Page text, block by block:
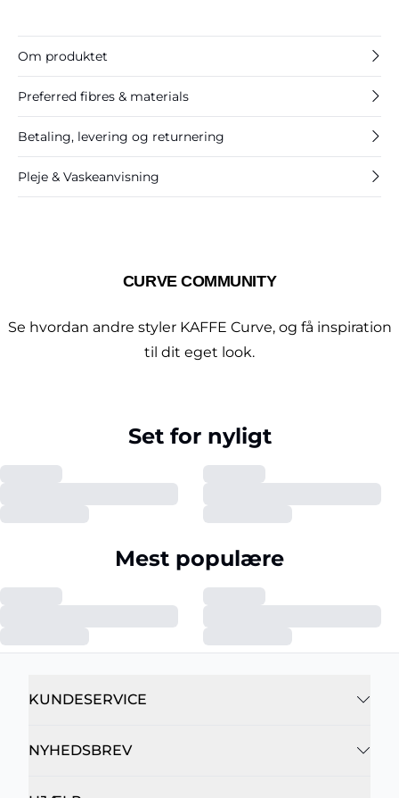
Om produktet
Preferred fibres & materials
Betaling, levering og returnering
Pleje & Vaskeanvisning
CURVE COMMUNITY
Se hvordan andre styler KAFFE Curve, og få inspiration
til dit eget look.
Set for nyligt
Mest populære
KUNDESERVICE
NYHEDSBREV